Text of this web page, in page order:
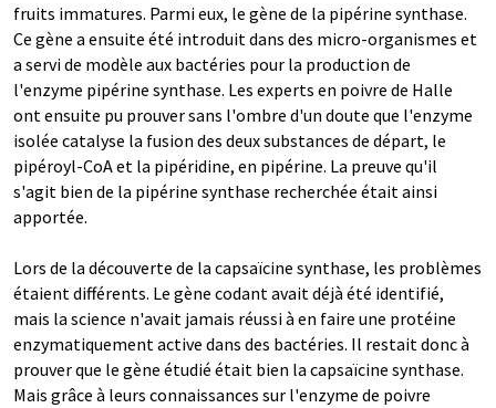
fruits immatures. Parmi eux, le gène de la pipérine synthase.
Ce gène a ensuite été introduit dans des micro-organismes et
a servi de modèle aux bactéries pour la production de
l'enzyme pipérine synthase. Les experts en poivre de Halle
ont ensuite pu prouver sans l'ombre d'un doute que l'enzyme
isolée catalyse la fusion des deux substances de départ, le
pipéroyl-CoA et la pipéridine, en pipérine. La preuve qu'il
s'agit bien de la pipérine synthase recherchée était ainsi
apportée.
Lors de la découverte de la capsaïcine synthase, les problèmes
étaient différents. Le gène codant avait déjà été identifié,
mais la science n'avait jamais réussi à en faire une protéine
enzymatiquement active dans des bactéries. Il restait donc à
prouver que le gène étudié était bien la capsaïcine synthase.
Mais grâce à leurs connaissances sur l'enzyme de poivre